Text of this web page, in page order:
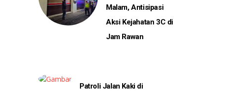
Malam, Antisipasi
Aksi Kejahatan 3C di
Jam Rawan
Patroli Jalan Kaki di